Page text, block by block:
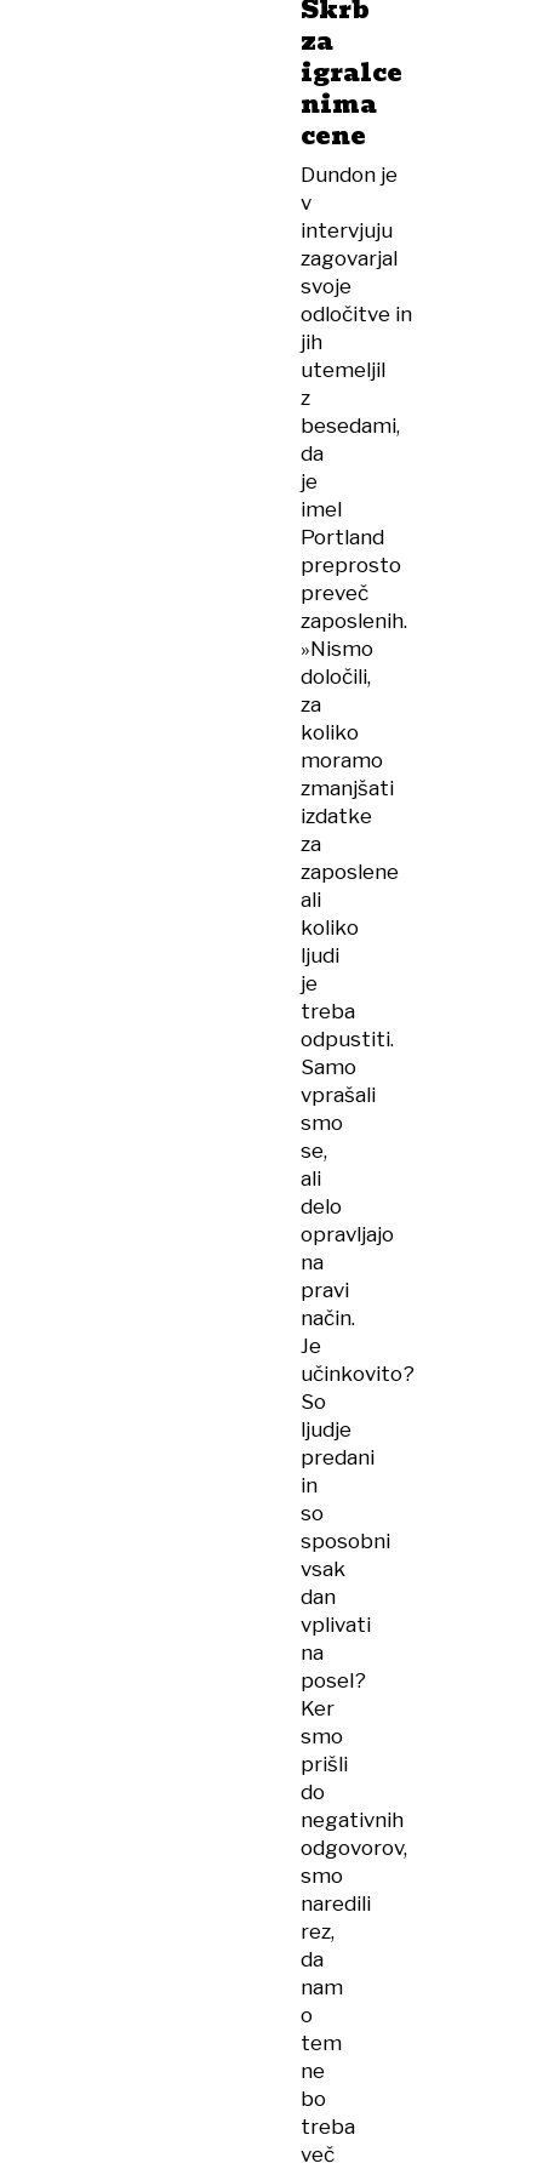
Skrb
za
igralce
nima
cene
Dundon je
v
intervjuju
zagovarjal
svoje
odločitve in
jih
utemeljil
z
besedami,
da
je
imel
Portland
preprosto
preveč
zaposlenih.
»Nismo
določili,
za
koliko
moramo
zmanjšati
izdatke
za
zaposlene
ali
koliko
ljudi
je
treba
odpustiti.
Samo
vprašali
smo
se,
ali
delo
opravljajo
na
pravi
način.
Je
učinkovito?
So
ljudje
predani
in
so
sposobni
vsak
dan
vplivati
na
posel?
Ker
smo
prišli
do
negativnih
odgovorov,
smo
naredili
rez,
da
nam
o
tem
ne
bo
treba
več